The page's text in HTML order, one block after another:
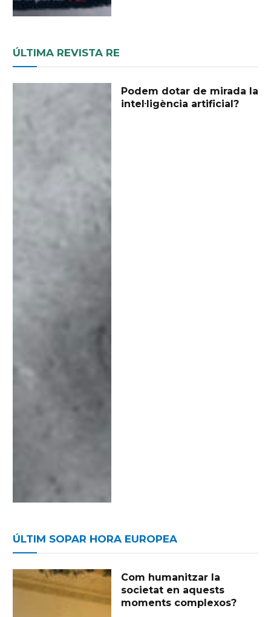
ÚLTIMA REVISTA RE
Podem dotar de mirada la
intel·ligència artificial?
ÚLTIM SOPAR HORA EUROPEA
Com humanitzar la
societat en aquests
moments complexos?